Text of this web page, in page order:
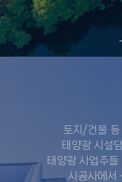
토지/건물 등
태양광 시설
태양광 사업주들
시공사에서